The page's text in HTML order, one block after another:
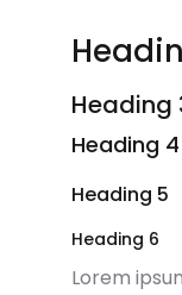
Heading
Heading 4
Heading 5
Heading 6
Lorem